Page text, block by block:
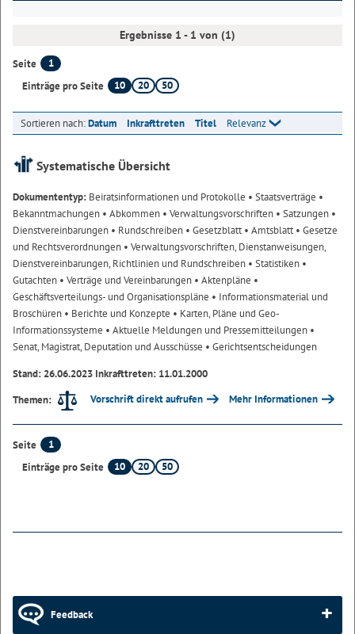
Ergebnisse 1 - 1 von (1)
Seite
1
Einträge pro Seite
10 20 50
Sortieren nach:Datum Inkrafttreten Titel Relevanz
Systematische Übersicht
Dokumententyp: Beiratsinformationen und Protokolle • Staatsverträge •
Bekanntmachungen • Abkommen • Verwaltungsvorschriften • Satzungen •
Dienstvereinbarungen • Rundschreiben • Gesetzblatt• Amtsblatt• Gesetze
und Rechtsverordnungen • Verwaltungsvorschriften, Dienstanweisungen,
Dienstvereinbarungen, Richtlinien und Rundschreiben • Statistiken •
Gutachten • Verträge und Vereinbarungen • Aktenpläne •
Geschäftsverteilungs- und Organisationspläne • Informationsmaterial und
Broschüren • Berichte und Konzepte • Karten, Pläne und Geo-
Informationssysteme • Aktuelle Meldungen und Pressemitteilungen •
Senat, Magistrat, Deputation und Ausschüsse • Gerichtsentscheidungen
Stand: 26.06.2023 Inkrafttreten: 11.01.2000
Themen:
Vorschrift direkt aufrufen Mehr Informationen
Seite
1
Einträge pro Seite
10 20 50
Feedback